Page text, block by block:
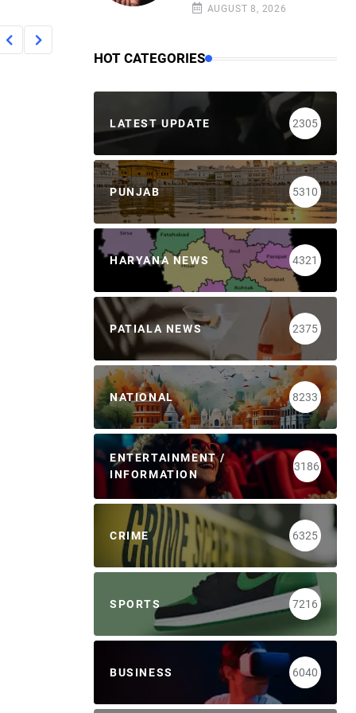
AUGUST 8, 2026
HOT CATEGORIES
LATEST UPDATE 2305
PUNJAB 5310
HARYANA NEWS 4321
PATIALA NEWS 2375
NATIONAL 8233
ENTERTAINMENT /
INFORMATION
3186
CRIME 6325
SPORTS 7216
BUSINESS 6040